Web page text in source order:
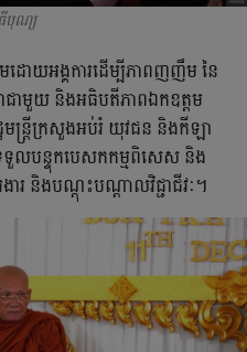
ធីបុណ្យ
ម​ដោយ​អង្គការ​ដើម្បី​ភាព​ញញឹម​ នៃ​
ជា​មួយ​ និង​អធិបតីភាព​ឯកឧត្ដម​
មន្ត្រី​ក្រសួង​អប់រំ​ យុវជន​ និង​កីឡា
ទួល​បន្ទុក​បេសកកម្ម​ពិសេស​ និង​
ារ​ និង​បណ្ដុះបណ្ដាល​វិជ្ជាជីវៈ​។​